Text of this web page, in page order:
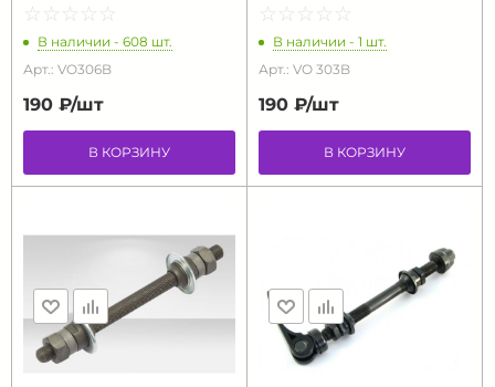
☆ ☆ ☆ ☆ ☆
★ ★ ★ ★ ★
В наличии - 608 шт.
Арт.: VO306B
190 ₽/шт
В КОРЗИНУ
☆ ☆ ☆ ☆ ☆
★ ★ ★ ★ ★
В наличии - 1 шт.
Арт.: VO 303B
190 ₽/шт
В КОРЗИНУ